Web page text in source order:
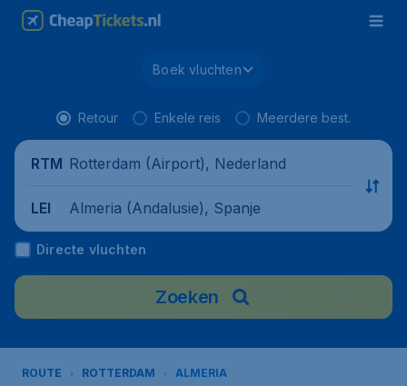
Boek vluchten
Retour Enkele reis Meerdere best.
RTM Rotterdam (Airport), Nederland
LEI Almeria (Andalusie), Spanje
Directe vluchten
Zoeken
ROUTE ROTTERDAM ALMERIA